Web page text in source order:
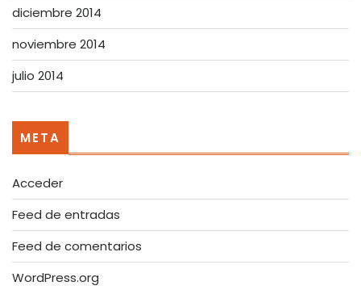
diciembre 2014
noviembre 2014
julio 2014
META
Acceder
Feed de entradas
Feed de comentarios
WordPress.org